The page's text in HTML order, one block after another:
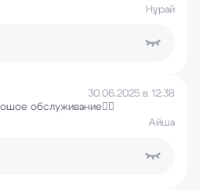
Нұрай
30.06.2025 в 12:38
обслуживание❤️‍🔥
Айша